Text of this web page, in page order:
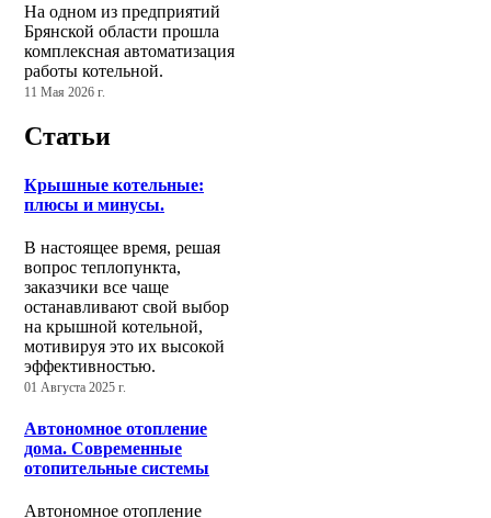
На одном из предприятий
Брянской области прошла
комплексная автоматизация
работы котельной.
11 Мая 2026 г.
Статьи
Крышные котельные:
плюсы и минусы.
В настоящее время, решая
вопрос теплопункта,
заказчики все чаще
останавливают свой выбор
на крышной котельной,
мотивируя это их высокой
эффективностью.
01 Августа 2025 г.
Автономное отопление
дома. Современные
отопительные системы
Автономное отопление